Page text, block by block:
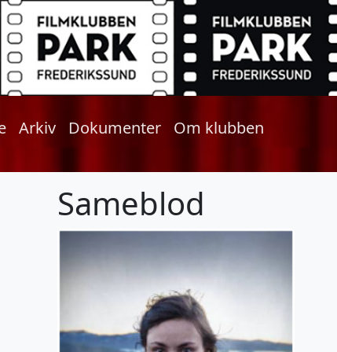
Arkiv Dokumenter Om klubben
Sameblod